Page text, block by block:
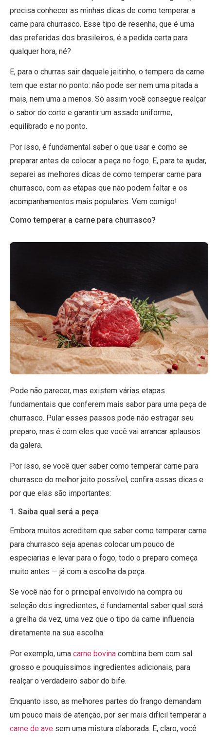
precisa conhecer as minhas dicas de como temperar a
carne para churrasco. Esse tipo de resenha, que é uma
das preferidas dos brasileiros, é a pedida certa para
qualquer hora, né?
E, para o churras sair daquele jeitinho, o tempero da carne
tem que estar no ponto: não pode ser nem uma pitada a
mais, nem uma a menos. Só assim você consegue realçar
o sabor do corte e garantir um assado uniforme,
equilibrado e no ponto.
Por isso, é fundamental saber o que usar e como se
preparar antes de colocar a peça no fogo. E, para te ajudar,
separei as melhores dicas de como temperar carne para
churrasco, com as etapas que não podem faltar e os
acompanhamentos mais populares. Vem comigo!
Como temperar a carne para churrasco?
Pode não parecer, mas existem várias etapas
fundamentais que conferem mais sabor para uma peça de
churrasco. Pular esses passos pode não estragar seu
preparo, mas é com eles que você vai arrancar aplausos
da galera.
Por isso, se você quer saber como temperar carne para
churrasco do melhor jeito possível, confira essas dicas e
por que elas são importantes:
1. Saiba qual será a peça
Embora muitos acreditem que saber como temperar carne
para churrasco seja apenas colocar um pouco de
especiarias e levar para o fogo, todo o preparo começa
muito antes — já com a escolha da peça.
Se você não for o principal envolvido na compra ou
seleção dos ingredientes, é fundamental saber qual será
a grelha da vez, uma vez que o tipo da carne influencia
diretamente na sua escolha.
Por exemplo, uma carne bovina combina bem com sal
grosso e pouquíssimos ingredientes adicionais, para
realçar o verdadeiro sabor do bife.
Enquanto isso, as melhores partes do frango demandam
um pouco mais de atenção, por ser mais difícil temperar a
carne de ave sem uma mistura elaborada. E, claro, você